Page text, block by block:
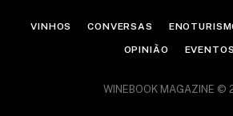
VINHOS CONVERSAS
OPINIÃO EVENTOS
WINEBOOK MAGAZINE ©